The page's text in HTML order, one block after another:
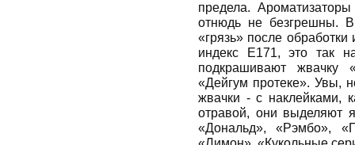
предела.
отнюдь не безгрешны.
«грязь» после обработки
индекс Е171, это так
подкрашивают жвачку
«Дейгум протеке». Увы,
жвачки - с наклейками,
отравой, они выделяют
«Дональд», «Рэмбо»,